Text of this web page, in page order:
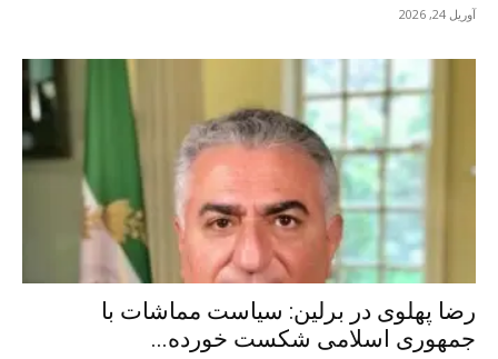
آوریل 24, 2026
رضا پهلوی در برلین: سیاست مماشات با
جمهوری اسلامی شکست خورده...